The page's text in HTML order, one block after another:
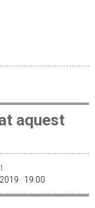
aquest
· 19:00